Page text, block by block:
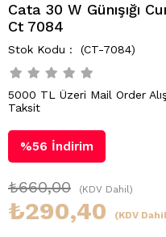
Cata 30 W Günışığı
Ct 7084
(CT-7084)
5000 TL Üzeri Mail Order
Taksit
%56 İndirim
₺660,00 (KDV Dahil)
₺290,40 (KDV